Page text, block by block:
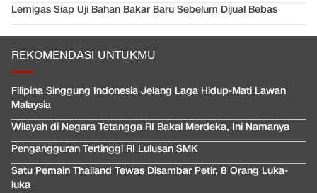
Lemigas Siap Uji Bahan Bakar Baru Sebelum Dijual Bebas
REKOMENDASI UNTUKMU
Filipina Singgung Indonesia Jelang Laga Hidup-Mati Lawan
Malaysia
Wilayah di Negara Tetangga RI Bakal Merdeka, Ini Namanya
Pengangguran Tertinggi RI Lulusan SMK
Satu Pemain Thailand Tewas Disambar Petir, 8 Orang Luka-
luka